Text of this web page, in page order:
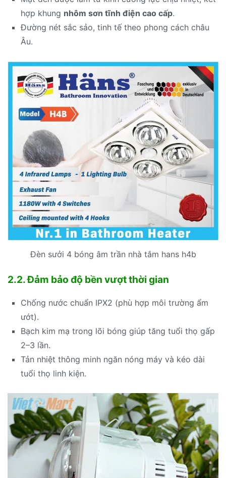
hợp khung nhôm sơn tĩnh điện cao cấp.
Đường nét sắc sảo, tinh tế theo phong cách châu
Âu.
Đèn sưởi 4 bóng âm trần nhà tắm hans h4b
2.2. Đảm bảo độ bền vượt thời gian
Chống nước chuẩn IPX2 (phù hợp môi trường ẩm
ướt).
Bạch kim mạ trong lõi bóng giúp tăng tuổi thọ gấp
2–3 lần.
Tản nhiệt thông minh ngăn nóng máy và kéo dài
tuổi thọ linh kiện.